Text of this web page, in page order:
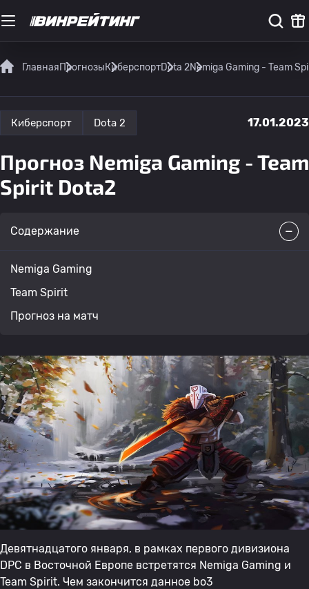
ГлавнаяПрогнозыКиберспортDota 2Nemiga Gaming - Team
Киберспорт Dota 2 17.01.2023
Прогноз Nemiga Gaming - Team
Spirit Dota2
Содержание
Nemiga Gaming
Team Spirit
Прогноз на матч
Девятнадцатого января, в рамках первого дивизиона
DPC в Восточной Европе встретятся Nemiga Gaming и
Team Spirit. Чем закончится данное bo3